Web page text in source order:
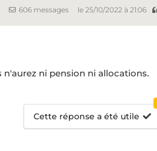
606 messages le 25/10/2022 à 21:06
ni pension ni allocations.
Cette réponse a été utile